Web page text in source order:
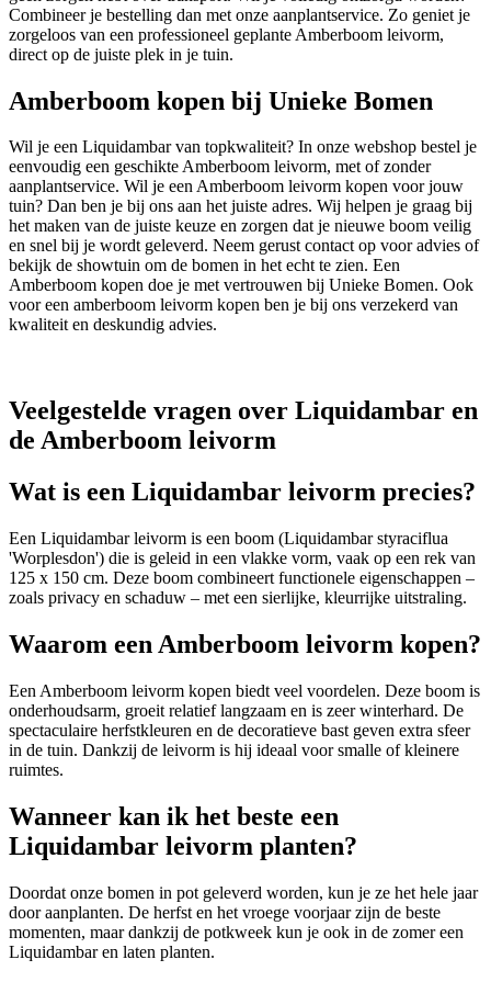
Combineer je bestelling dan met onze aanplantservice. Zo geniet je
zorgeloos van een professioneel geplante Amberboom leivorm,
direct op de juiste plek in je tuin.
Amberboom kopen bij Unieke Bomen
Wil je een Liquidambar van topkwaliteit? In onze webshop bestel je
eenvoudig een geschikte Amberboom leivorm, met of zonder
aanplantservice. Wil je een Amberboom leivorm kopen voor jouw
tuin? Dan ben je bij ons aan het juiste adres. Wij helpen je graag bij
het maken van de juiste keuze en zorgen dat je nieuwe boom veilig
en snel bij je wordt geleverd. Neem gerust contact op voor advies of
bekijk de showtuin om de bomen in het echt te zien. Een
Amberboom kopen doe je met vertrouwen bij Unieke Bomen. Ook
voor een amberboom leivorm kopen ben je bij ons verzekerd van
kwaliteit en deskundig advies.
Veelgestelde vragen over Liquidambar en
de Amberboom leivorm
Wat is een Liquidambar leivorm precies?
Een Liquidambar leivorm is een boom (Liquidambar styraciflua
'Worplesdon') die is geleid in een vlakke vorm, vaak op een rek van
125 x 150 cm. Deze boom combineert functionele eigenschappen –
zoals privacy en schaduw – met een sierlijke, kleurrijke uitstraling.
Waarom een Amberboom leivorm kopen?
Een Amberboom leivorm kopen biedt veel voordelen. Deze boom is
onderhoudsarm, groeit relatief langzaam en is zeer winterhard. De
spectaculaire herfstkleuren en de decoratieve bast geven extra sfeer
in de tuin. Dankzij de leivorm is hij ideaal voor smalle of kleinere
ruimtes.
Wanneer kan ik het beste een
Liquidambar leivorm planten?
Doordat onze bomen in pot geleverd worden, kun je ze het hele jaar
door aanplanten. De herfst en het vroege voorjaar zijn de beste
momenten, maar dankzij de potkweek kun je ook in de zomer een
Liquidambar en laten planten.